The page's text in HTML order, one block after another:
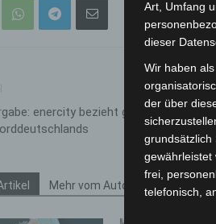
enercity bezieht größtes
Mehr vom Autor
Art, Umfang
dieser
Wir haben
der über
grundsätzlich
gewährleistet
frei,
telefonisch,